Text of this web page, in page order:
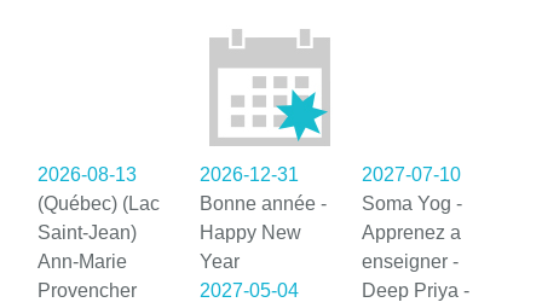
2026-08-13
(Québec) (Lac
Saint-Jean)
Ann-Marie
Provencher
2026-12-31
Bonne année -
Happy New
Year
2027-05-04
2027-07-10
Soma Yog -
Apprenez a
enseigner -
Deep Priya -